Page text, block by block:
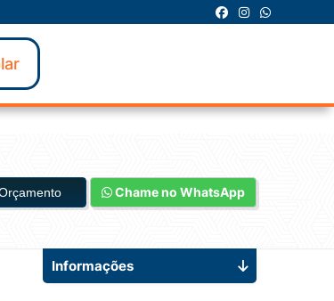
Chame no WhatsApp
Informações